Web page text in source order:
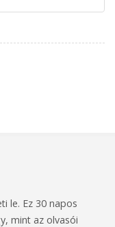
le. Ez 30 napos
mint az olvasói